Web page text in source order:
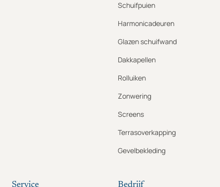
Schuifpuien
Harmonicadeuren
Glazen schuifwand
Dakkapellen
Rolluiken
Zonwering
Screens
Terrasoverkapping
Gevelbekleding
Service Bedrijf